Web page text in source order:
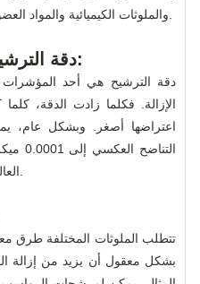
2. دقة الترشيح (تصنيف الميكرون):
دقة الترشيح هي أحد
الإزالة. فكلما زادت الدقة،
اعتراضها أصغر. وبشكل عام،
تتطلب الملوثات المختلفة طرق
بشكل معقول أن يزيد من إزالة